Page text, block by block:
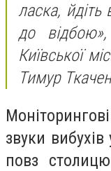
ласка, йдіть
до відбою»,
Київської
Тимур
звуки
повз